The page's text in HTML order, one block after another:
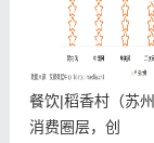
餐饮|稻香村（苏
消费圈层，创